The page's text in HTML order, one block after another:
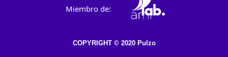
Miembro de:
COPYRIGHT © 2020 Pulzo